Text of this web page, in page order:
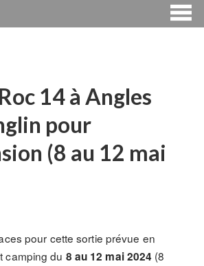
14 à Angles
pour
(8 au 12 mai
pour cette sortie prévue en
camping du 8 au 12 mai 2024 (8